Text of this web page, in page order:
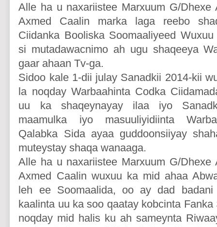
Alle ha u naxariistee Marxuum G/Dhexe
Axmed Caalin marka laga reebo
Ciidanka Booliska Soomaaliyeed
si mutadawacnimo ah ugu shaqeeya
gaar ahaan Tv-ga.
Sidoo kale 1-dii julay Sanadkii 2014-kii
la noqday Warbaahinta Codka
uu ka shaqeynayay ilaa iyo
maamulka iyo masuuliyidiinta
Qalabka Sida ayaa guddoonsiiyay
muteystay shaqa wanaaga.
Alle ha u naxariistee Marxuum G/Dhexe
Axmed Caalin wuxuu ka mid ahaa
leh ee Soomaalida, oo ay dad
kaalinta uu ka soo qaatay kobcinta
noqday mid halis ku ah sameynta